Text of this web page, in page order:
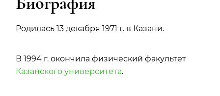
Родилась 13 декабря 1971 г. в Казани.
В 1994 г. окончила физический факультет
Казанского университета.